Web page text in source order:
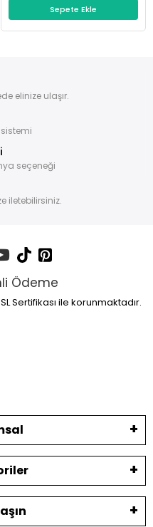
Sepete Ekle
elinize ulaşır.
seçeneği
iletebilirsiniz.
Ödeme
Sertifikası ile korunmaktadır.